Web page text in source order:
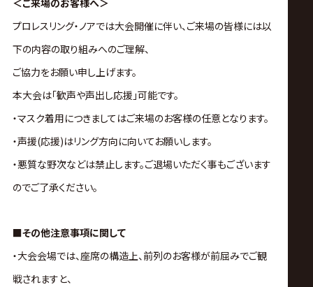
＜ご来場のお客様へ＞
プロレスリング・ノアでは大会開催に伴い、ご来場の皆様には以
下の内容の取り組みへのご理解、
ご協力をお願い申し上げます。
本大会は｢歓声や声出し応援｣可能です。
・マスク着用につきましてはご来場のお客様の任意となります。
・声援(応援)はリング方向に向いてお願いします。
・悪質な野次などは禁止します。ご退場いただく事もございます
のでご了承ください。
■その他注意事項に関して
・大会会場では、座席の構造上、前列のお客様が前屈みでご観
戦されますと、